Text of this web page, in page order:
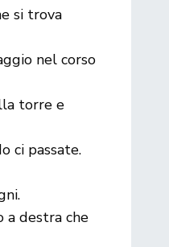
si trova
nel corso
torre e
ci passate.
a destra che